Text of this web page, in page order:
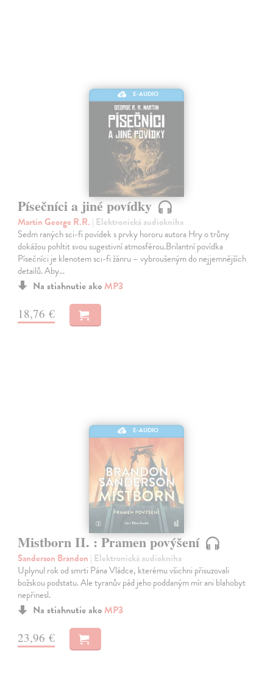
E-AUDIO
Písečníci a jiné povídky
Martin George R.R. | Elektronická audiokniha
Sedm raných sci-fi povídek s prvky hororu autora Hry o trůny
dokážou pohltit svou sugestivní atmosférou.Brilantní povídka
Písečníci je klenotem sci-fi žánru – vybroušeným do nejjemnějších
detailů. Aby…
Na stiahnutie ako MP3
18,76 €
E-AUDIO
Mistborn II. : Pramen povýšení
Sanderson Brandon | Elektronická audiokniha
Uplynul rok od smrti Pána Vládce, kterému všichni přisuzovali
božskou podstatu. Ale tyranův pád jeho poddaným mír ani blahobyt
nepřinesl.
Na stiahnutie ako MP3
23,96 €